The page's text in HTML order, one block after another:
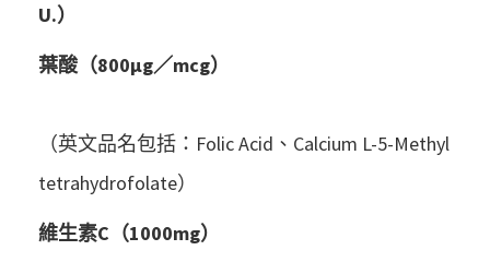
U.）
葉酸（800μg／mcg）
（英文品名包括：Folic Acid、Calcium L-5-Methyl
tetrahydrofolate）
維生素C（1000mg）